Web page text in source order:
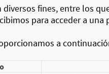
fines, entre los
para acceder a
a